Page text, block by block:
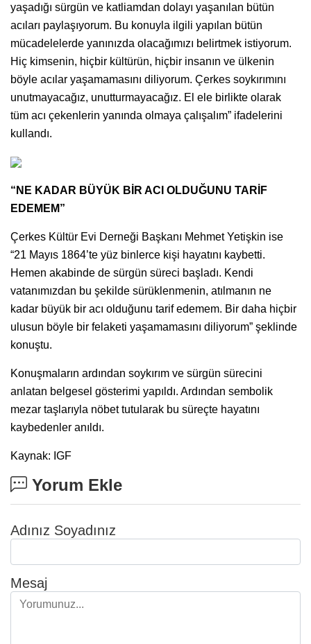
yaşadığı sürgün ve katliamdan dolayı yaşanılan bütün
acıları paylaşıyorum. Bu konuyla ilgili yapılan bütün
mücadelelerde yanınızda olacağımızı belirtmek istiyorum.
Hiç kimsenin, hiçbir kültürün, hiçbir insanın ve ülkenin
böyle acılar yaşamamasını diliyorum. Çerkes soykırımını
unutmayacağız, unutturmayacağız. El ele birlikte olarak
tüm acı çekenlerin yanında olmaya çalışalım” ifadelerini
kullandı.
“NE KADAR BÜYÜK BİR ACI OLDUĞUNU TARİF
EDEMEM”
Çerkes Kültür Evi Derneği Başkanı Mehmet Yetişkin ise
“21 Mayıs 1864’te yüz binlerce kişi hayatını kaybetti.
Hemen akabinde de sürgün süreci başladı. Kendi
vatanımızdan bu şekilde sürüklenmenin, atılmanın ne
kadar büyük bir acı olduğunu tarif edemem. Bir daha hiçbir
ulusun böyle bir felaketi yaşamamasını diliyorum” şeklinde
konuştu.
Konuşmaların ardından soykırım ve sürgün sürecini
anlatan belgesel gösterimi yapıldı. Ardından sembolik
mezar taşlarıyla nöbet tutularak bu süreçte hayatını
kaybedenler anıldı.
Kaynak: IGF
Yorum Ekle
Adınız Soyadınız
Mesaj